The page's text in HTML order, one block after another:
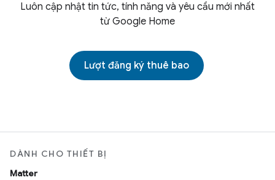
Luôn cập nhật tin tức, tính năng và yêu cầu mới nhất
từ Google Home
Lượt đăng ký thuê bao
DÀNH CHO THIẾT BỊ
Matter